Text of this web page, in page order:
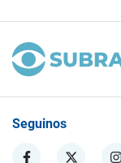
Seguinos